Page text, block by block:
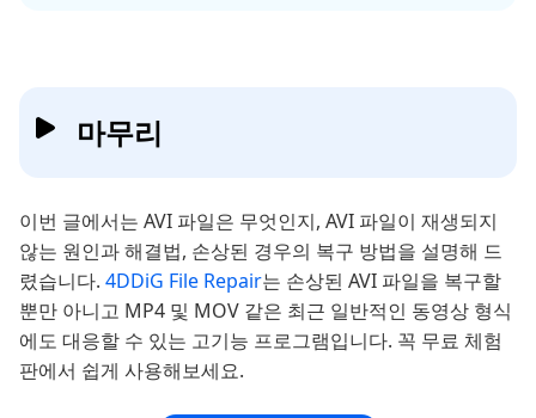
마무리
이번 글에서는 AVI 파일은 무엇인지, AVI 파일이 재생되지
않는 원인과 해결법, 손상된 경우의 복구 방법을 설명해 드
렸습니다. 4DDiG File Repair는 손상된 AVI 파일을 복구할
뿐만 아니고 MP4 및 MOV 같은 최근 일반적인 동영상 형식
에도 대응할 수 있는 고기능 프로그램입니다. 꼭 무료 체험
판에서 쉽게 사용해보세요.